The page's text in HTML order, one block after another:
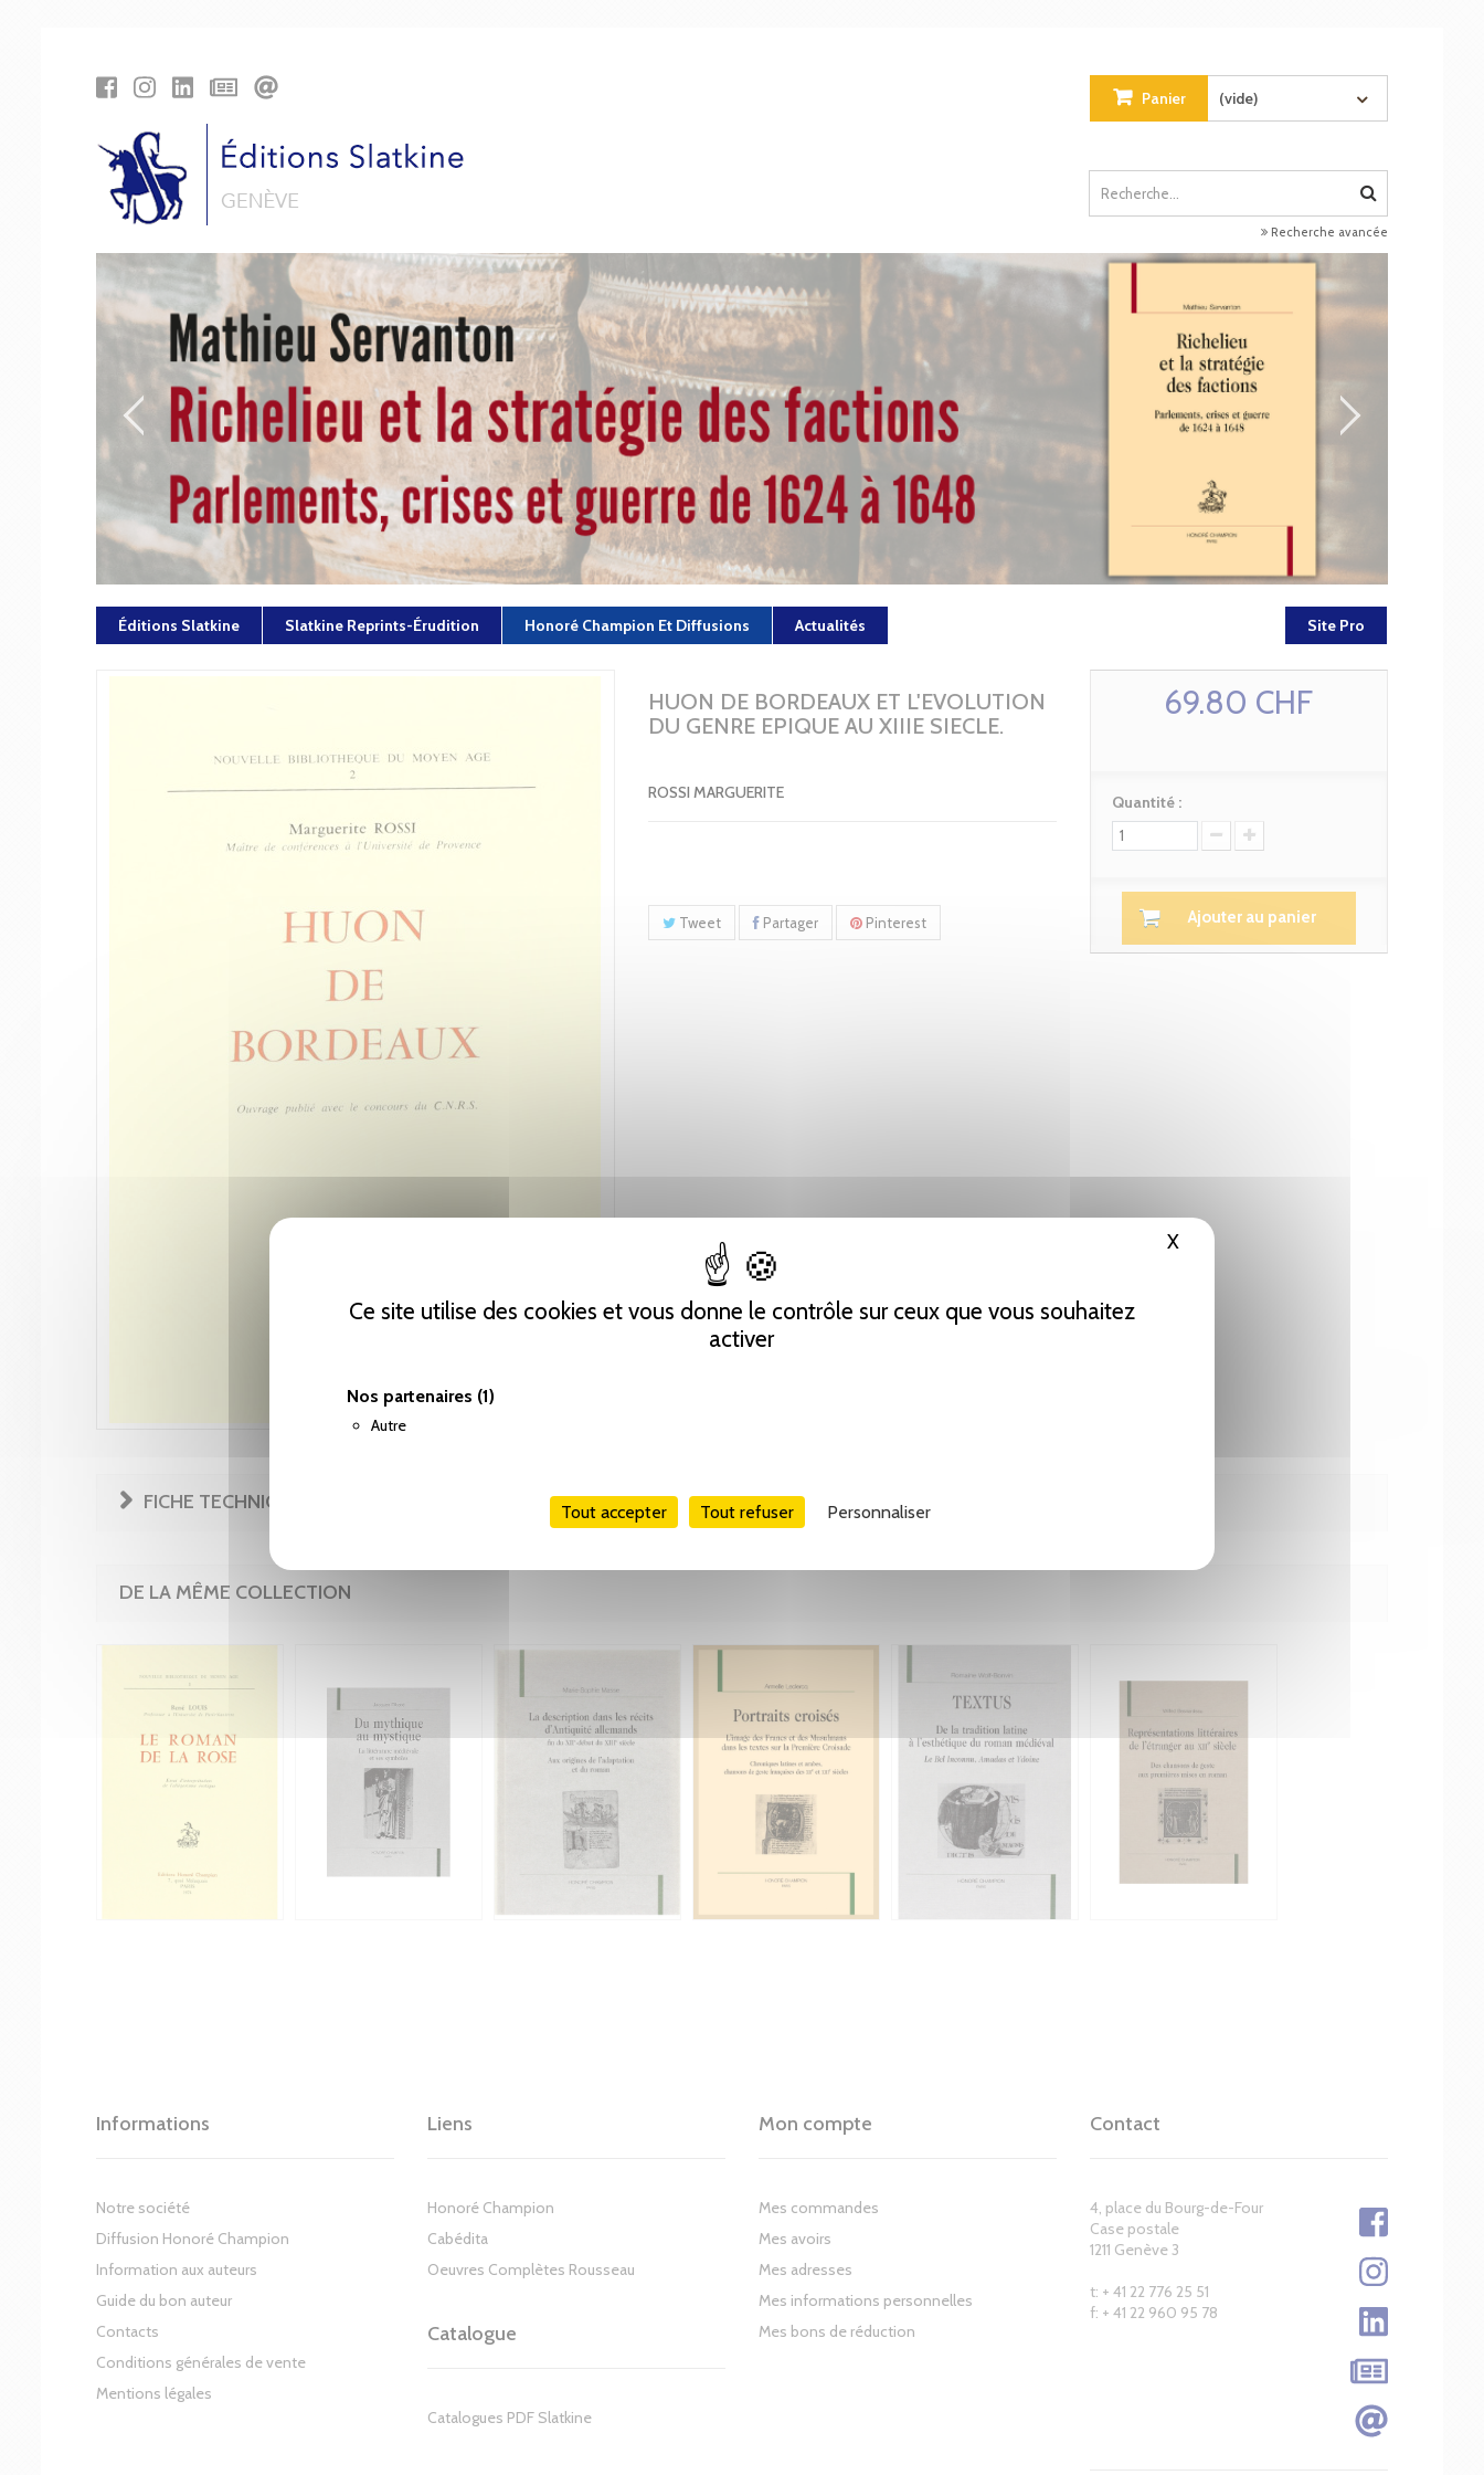
Ce site utilise des cookies et vous donne le contrôle sur ceux que vous souhaitez
activer
Nos partenaires (1)
Autre
Tout accepter Tout refuser Personnaliser
X Masquer le bandeau des cookies
Panier (vide)
Recherche avancée
Éditions Slatkine Slatkine Reprints-Érudition Honoré Champion Et Diffusions Actualités Site Pro
HUON DE BORDEAUX ET L'EVOLUTION
DU GENRE EPIQUE AU XIIIE SIECLE.
ROSSI MARGUERITE
Tweet Partager Pinterest
69.80 CHF
Quantité :
Ajouter au panier
FICHE TECHNIQUE
DE LA MÊME COLLECTION
Informations
Notre société
Diffusion Honoré Champion
Information aux auteurs
Guide du bon auteur
Contacts
Conditions générales de vente
Mentions légales
Liens
Honoré Champion
Cabédita
Oeuvres Complètes Rousseau
Catalogue
Catalogues PDF Slatkine
Mon compte
Mes commandes
Mes avoirs
Mes adresses
Mes informations personnelles
Mes bons de réduction
Contact
4, place du Bourg-de-Four
Case postale
1211 Genève 3
t: + 41 22 776 25 51
f: + 41 22 960 95 78